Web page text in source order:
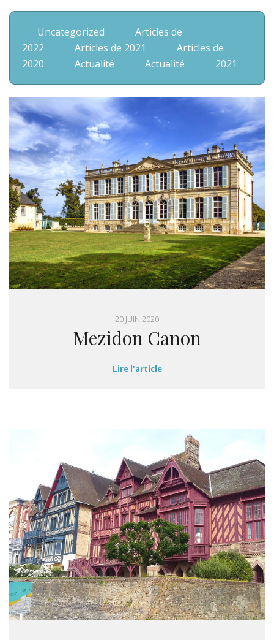
Uncategorized
Articles de
2022
Articles de 2021
Articles de
2020
Actualité Actualité 2021
20 JUIN 2020
Mezidon Canon
Lire l'article